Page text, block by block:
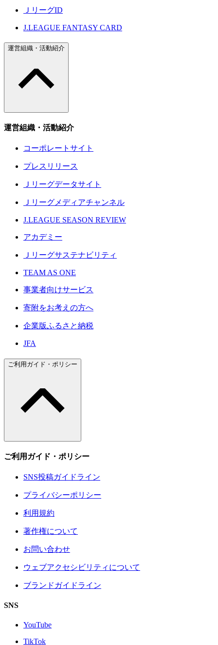
ＪリーグID
J.LEAGUE FANTASY CARD
運営組織・活動紹介
運営組織・活動紹介
コーポレートサイト
プレスリリース
Ｊリーグデータサイト
Ｊリーグメディアチャンネル
J.LEAGUE SEASON REVIEW
アカデミー
Ｊリーグサステナビリティ
TEAM AS ONE
事業者向けサービス
寄附をお考えの方へ
企業版ふるさと納税
JFA
ご利用ガイド・ポリシー
ご利用ガイド・ポリシー
SNS投稿ガイドライン
プライバシーポリシー
利用規約
著作権について
お問い合わせ
ウェブアクセシビリティについて
ブランドガイドライン
SNS
YouTube
TikTok